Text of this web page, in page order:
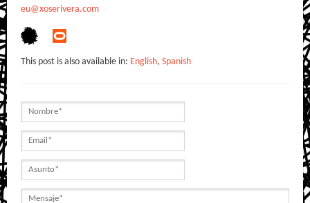
eu@xoserivera.com
This post is also available in: English, Spanish
Nombre
(requerido)
Email
(requerido)
Asunto
(requerido)
Mensaje